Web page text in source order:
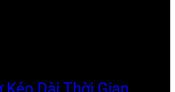
Kéo Dài Thời Gian